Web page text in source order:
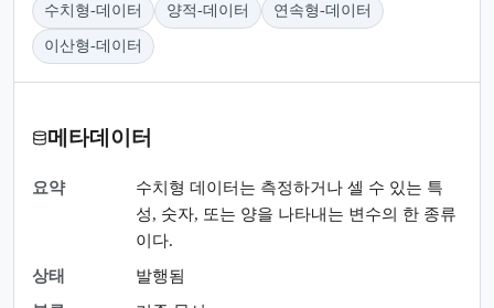
수치형-데이터 양적-데이터 연속형-데이터
이산형-데이터
메타데이터
요약
수치형 데이터는 측정하거나 셀 수 있는 특
성, 숫자, 또는 양을 나타내는 변수의 한 종류
이다.
상태
발행됨